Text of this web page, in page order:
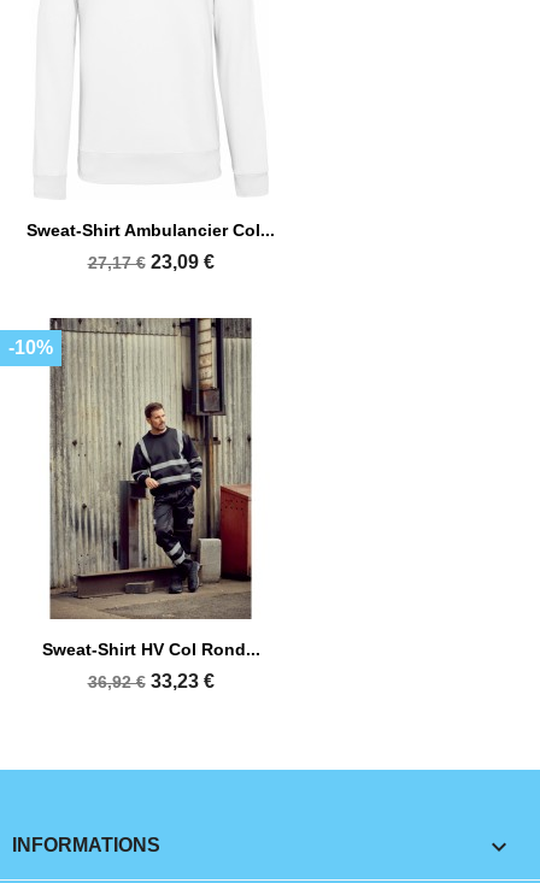
Sweat-Shirt Ambulancier Col...
27,17 € 23,09 €
Sweat-Shirt HV Col Rond...
36,92 € 33,23 €
-10%
INFORMATIONS keyboard_arrow_down